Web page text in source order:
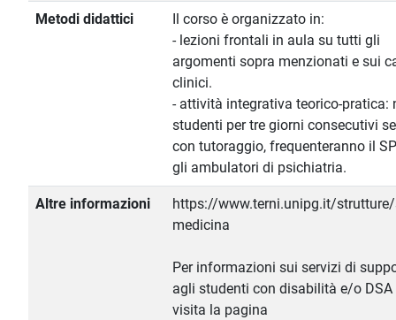
Metodi didattici
Il corso è organizzato in:
- lezioni frontali in aula su tutti gli
argomenti sopra menzionati e sui
clinici.
- attività integrativa teorico-pratica:
studenti per tre giorni consecutivi
con tutoraggio, frequenteranno il
gli ambulatori di psichiatria.
Altre informazioni
https://www.terni.unipg.it/strutture/
medicina
Per informazioni sui servizi di
agli studenti con disabilità e/o DSA
visita la pagina